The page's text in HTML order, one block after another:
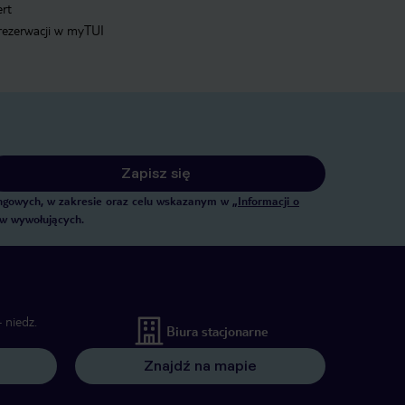
w myTUI
Zapisz się
w zakresie oraz celu wskazanym w „Informacji o
wywołujących.
Biura stacjonarne
Znajdź na mapie